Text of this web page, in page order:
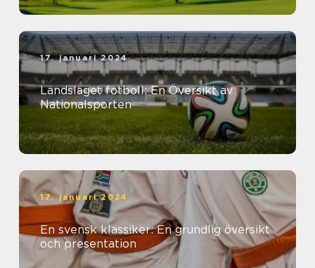
17. januari 2024
Landslaget fotboll: En Översikt av
Nationalsporten
17. januari 2024
En svensk klassiker: En grundlig översikt
och presentation